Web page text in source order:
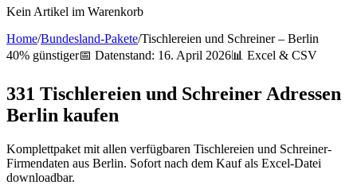
Kein Artikel im Warenkorb
Home/Bundesland-Pakete/Tischlereien und Schreiner– Berlin
40% günstiger📅 Datenstand: 16. April 2026📊 Excel & CSV
331 Tischlereien und Schreiner Adressen
Berlin kaufen
Komplettpaket mit allen verfügbaren Tischlereien und Schreiner-
Firmendaten aus Berlin. Sofort nach dem Kauf als Excel-Datei
downloadbar.